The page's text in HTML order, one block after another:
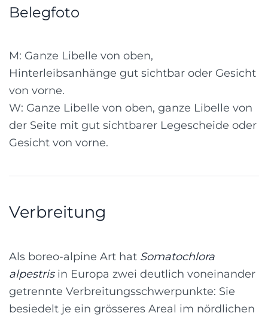
Belegfoto
M: Ganze Libelle von oben,
Hinterleibsanhänge gut sichtbar oder Gesicht
von vorne.
W: Ganze Libelle von oben, ganze Libelle von
der Seite mit gut sichtbarer Legescheide oder
Gesicht von vorne.
Verbreitung
Als boreo-alpine Art hat Somatochlora
alpestrisin Europa zwei deutlich voneinander
getrennte Verbreitungsschwerpunkte: Sie
besiedelt je ein grösseres Areal im nördlichen